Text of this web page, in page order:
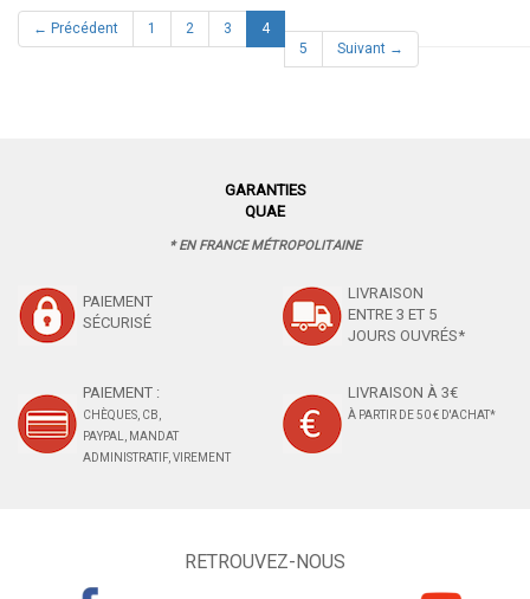
← Précédent 1 2 3 4(current)
5
Suivant →
GARANTIES
QUAE
* EN FRANCE MÉTROPOLITAINE
PAIEMENT
SÉCURISÉ
LIVRAISON
ENTRE 3 ET 5
JOURS OUVRÉS*
PAIEMENT :
CHÈQUES, CB,
PAYPAL, MANDAT
ADMINISTRATIF, VIREMENT
LIVRAISON À 3€
À PARTIR DE 50 € D'ACHAT*
RETROUVEZ-NOUS